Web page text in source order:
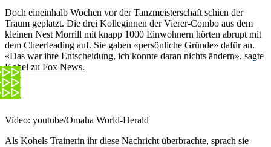
Doch eineinhalb Wochen vor der Tanzmeisterschaft schien der
Traum geplatzt. Die drei Kolleginnen der Vierer-Combo aus dem
kleinen Nest Morrill mit knapp 1000 Einwohnern hörten abrupt mit
dem Cheerleading auf. Sie gaben «persönliche Gründe» dafür an.
«Das war ihre Entscheidung, ich konnte daran nichts ändern», sagte
Kohel zu Fox News.
Video: youtube/Omaha World-Herald
Als Kohels Trainerin ihr diese Nachricht überbrachte, sprach sie